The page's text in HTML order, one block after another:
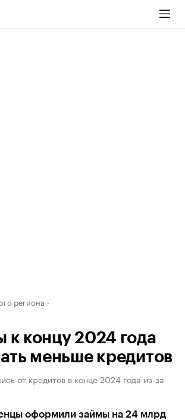
региона
концу 2024 года
меньше кредитов
от кредитов в конце 2024 года из-за
оформили займы на 24 млрд